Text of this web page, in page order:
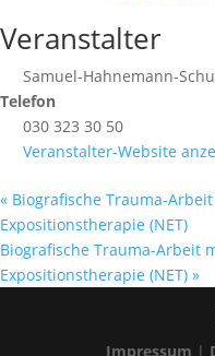
Veranstalter
Samuel-Hahnemann-
Telefon
030 323 30 50
Veranstalter-Website
« Biografische Trauma-
Expositionstherapie (NET)
Biografische Trauma-Arbeit
Expositionstherapie (NET) »
Impressum |